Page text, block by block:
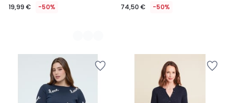
19,99 € -50% 74,50 € -50%